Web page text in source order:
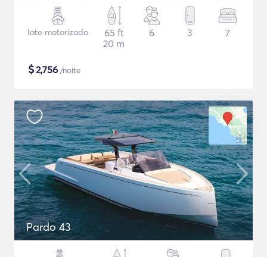
Iate motorizado
65 ft
20 m
6 3 7
$2,756 /noite
Pardo 43